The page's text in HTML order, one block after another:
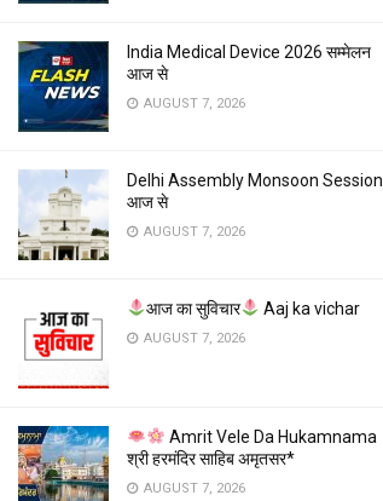
India Medical Device 2026 सम्मेलन
आज से
AUGUST 7, 2026
Delhi Assembly Monsoon Session
आज से
AUGUST 7, 2026
आज का सुविचार Aaj ka vichar
AUGUST 7, 2026
Amrit Vele Da Hukamnama
श्री हरमंदिर साहिब अमृतसर*
AUGUST 7, 2026